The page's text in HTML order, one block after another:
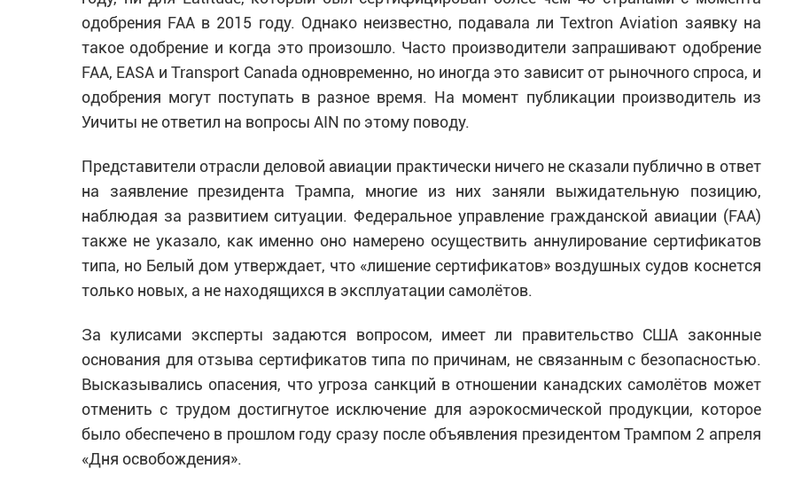
одобрения FAA в 2015 году. Однако неизвестно, подавала ли Textron Aviation заявку на
такое одобрение и когда это произошло. Часто производители запрашивают одобрение
FAA, EASA и Transport Canada одновременно, но иногда это зависит от рыночного спроса, и
одобрения могут поступать в разное время. На момент публикации производитель из
Уичиты не ответил на вопросы AIN по этому поводу.
Представители отрасли деловой авиации практически ничего не сказали публично в ответ
на заявление президента Трампа, многие из них заняли выжидательную позицию,
наблюдая за развитием ситуации. Федеральное управление гражданской авиации (FAA)
также не указало, как именно оно намерено осуществить аннулирование сертификатов
типа, но Белый дом утверждает, что «лишение сертификатов» воздушных судов коснется
только новых, а не находящихся в эксплуатации самолётов.
За кулисами эксперты задаются вопросом, имеет ли правительство США законные
основания для отзыва сертификатов типа по причинам, не связанным с безопасностью.
Высказывались опасения, что угроза санкций в отношении канадских самолётов может
отменить с трудом достигнутое исключение для аэрокосмической продукции, которое
было обеспечено в прошлом году сразу после объявления президентом Трампом 2 апреля
«Дня освобождения».